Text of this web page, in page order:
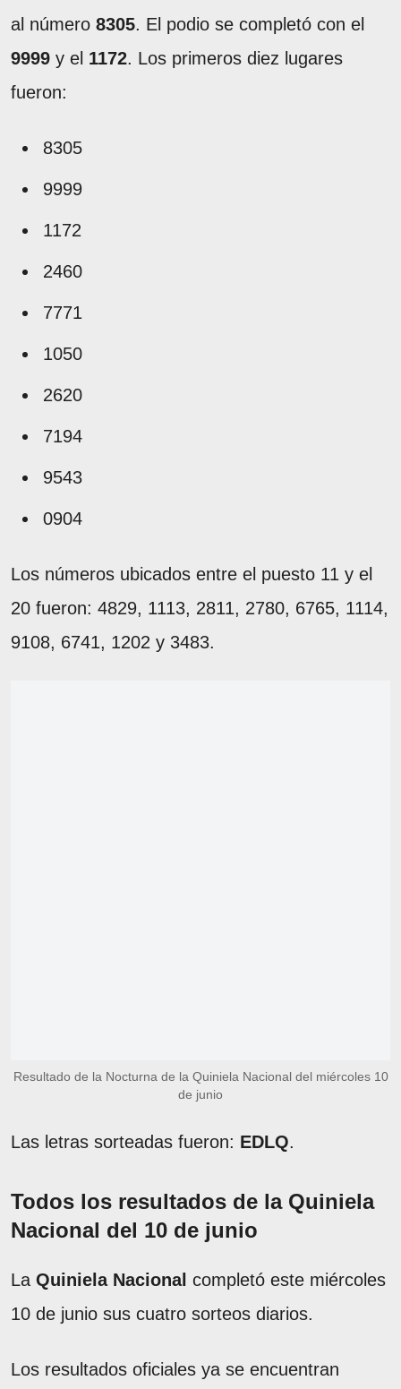
al número 8305. El podio se completó con el
9999 y el 1172. Los primeros diez lugares
fueron:
8305
9999
1172
2460
7771
1050
2620
7194
9543
0904
Los números ubicados entre el puesto 11 y el
20 fueron: 4829, 1113, 2811, 2780, 6765, 1114,
9108, 6741, 1202 y 3483.
Resultado de la Nocturna de la Quiniela Nacional del miércoles 10
de junio
Las letras sorteadas fueron: EDLQ.
Todos los resultados de la Quiniela
Nacional del 10 de junio
La Quiniela Nacional completó este miércoles
10 de junio sus cuatro sorteos diarios.
Los resultados oficiales ya se encuentran